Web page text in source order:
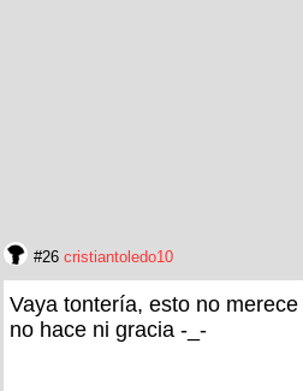
#26 cristiantoledo10
Vaya tontería, esto no
no hace ni gracia -_-